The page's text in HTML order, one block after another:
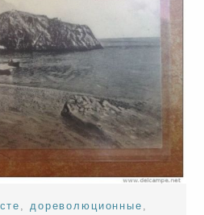
дореволюционные